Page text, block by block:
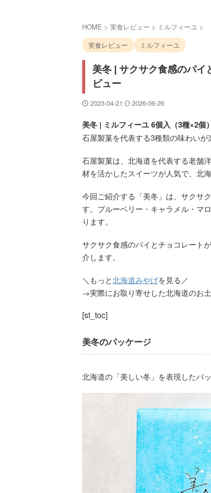
HOME > 実食レビュー > ミルフィーユ >
実食レビュー
ミルフィーユ
美冬 | サクサク食感のパイ
ビュー
2023-04-21 2026-06-26
美冬 | ミルフィーユ 6個入（3種×2個
石屋製菓を代表する3種類の味わいが
石屋製菓は、北海道を代表する老舗
材を活かしたスイーツが人気で、北
今回ご紹介する「美冬」は、サクサ
す。ブルーベリー・キャラメル・マ
ります。
サクサク食感のパイとチョコレート
介します。
＼もっと北海道みやげを見る／
→実際にお取り寄せした北海道のお
[st_toc]
美冬のパッケージ
北海道の「美しい冬」を表現したパ